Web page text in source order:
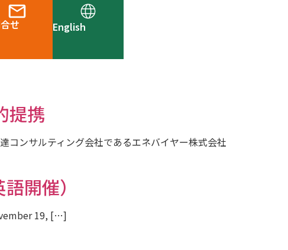
せ English
提携
コンサルティング会社であるエネバイヤー株式会社
開催）
19, […]